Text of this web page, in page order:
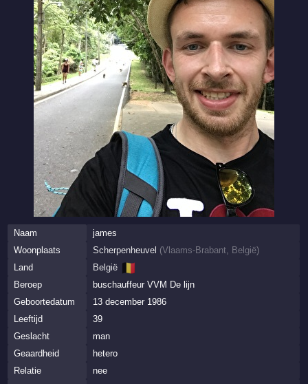
Naam
james
Woonplaats
Scherpenheuvel (Vlaams-Brabant, België)
Land
België 🇧🇪
Beroep
buschauffeur VVM De lijn
Geboortedatum
13 december 1986
Leeftijd
39
Geslacht
man
Geaardheid
hetero
Relatie
nee